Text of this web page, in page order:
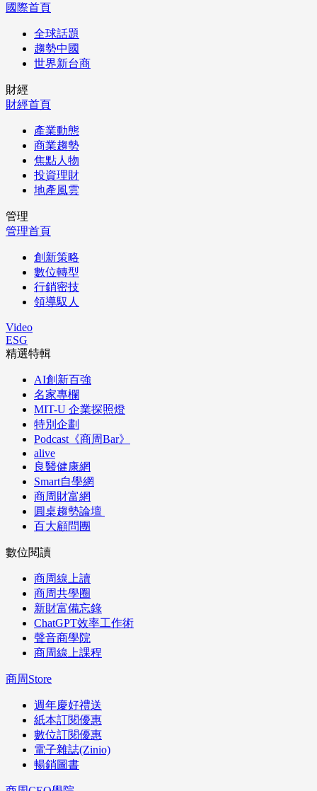
國際首頁
全球話題
趨勢中國
世界新台商
財經
財經首頁
產業動態
商業趨勢
焦點人物
投資理財
地產風雲
管理
管理首頁
創新策略
數位轉型
行銷密技
領導馭人
Video
ESG
精選特輯
AI創新百強
名家專欄
MIT-U 企業探照燈
特別企劃
Podcast《商周Bar》
alive
良醫健康網
Smart自學網
商周財富網
圓桌趨勢論壇
百大顧問團
數位閱讀
商周線上讀
商周共學圈
新財富備忘錄
ChatGPT效率工作術
聲音商學院
商周線上課程
商周Store
週年慶好禮送
紙本訂閱優惠
數位訂閱優惠
電子雜誌(Zinio)
暢銷圖書